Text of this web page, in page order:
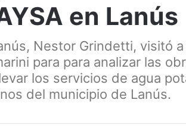
en Lanús
Nestor Grindetti, visitó
para para analizar las
los servicios de agua
del municipio de Lanús.